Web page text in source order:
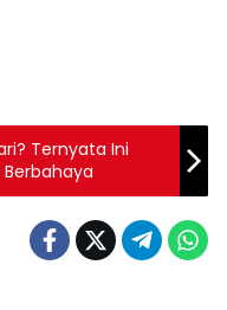
Ternyata Ini
Berbahaya